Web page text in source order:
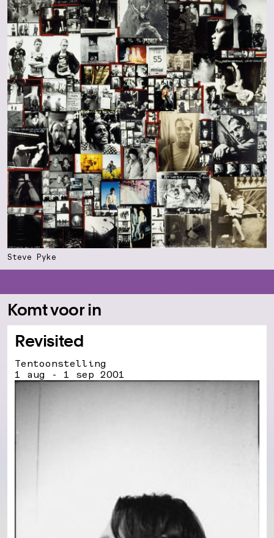
Steve Pyke
Komt voor in
Revisited
Tentoonstelling
1 aug - 1 sep 2001